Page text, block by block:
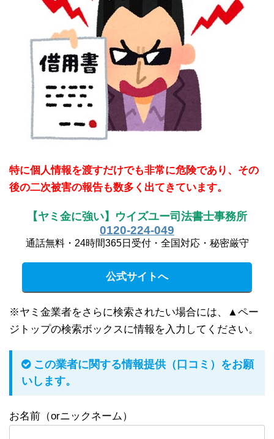
特に個人情報を渡すだけでも非常に危険であり、その
後の二次被害の報告も数多く出てきています。
【ヤミ金に強い】ウイズユー司法書士事務所
0120-224-049
通話無料・24時間365日受付・全国対応・秘密厳守
公式サイトへ
※ヤミ金業者をさらに検索されたい場合には、▲ペー
ジトップの検索ボックスに情報を入力してください。
この業者に関する情報提供（口コミ）をお願
いします。
お名前（orニックネーム）